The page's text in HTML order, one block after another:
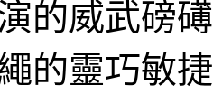
的威武磅
的靈巧敏